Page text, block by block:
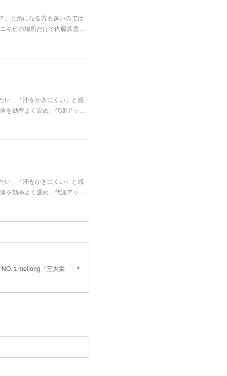
」と気になる方も多いのでは
キビの場所だけで内臓疾患…
い」「汗をかきにくい」と感
を効率よく温め、代謝アッ…
い」「汗をかきにくい」と感
を効率よく温め、代謝アッ…
１meilong「三大栄